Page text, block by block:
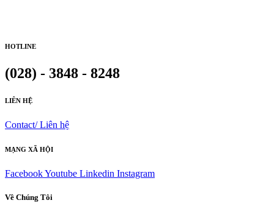
HOTLINE
(028) - 3848 - 8248
LIÊN HỆ
Contact/ Liên hệ
MẠNG XÃ HỘI
FacebookYoutube Linkedin Instagram
Về Chúng Tôi